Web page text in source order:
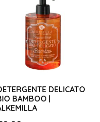
DELICATO
BAMBOO |